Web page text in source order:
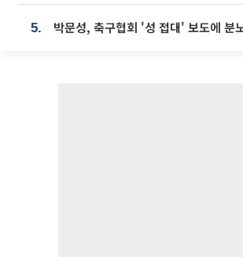
5.